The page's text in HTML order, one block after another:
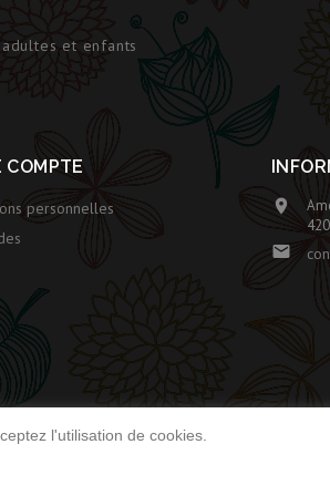
et enfants
COMPTE
personnelles


l'utilisation de cookies.